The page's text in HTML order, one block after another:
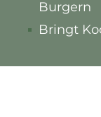
Burgern
Bringt